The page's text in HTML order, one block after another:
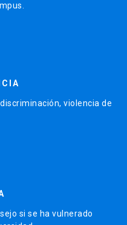
violencia de
si se ha vulnerado